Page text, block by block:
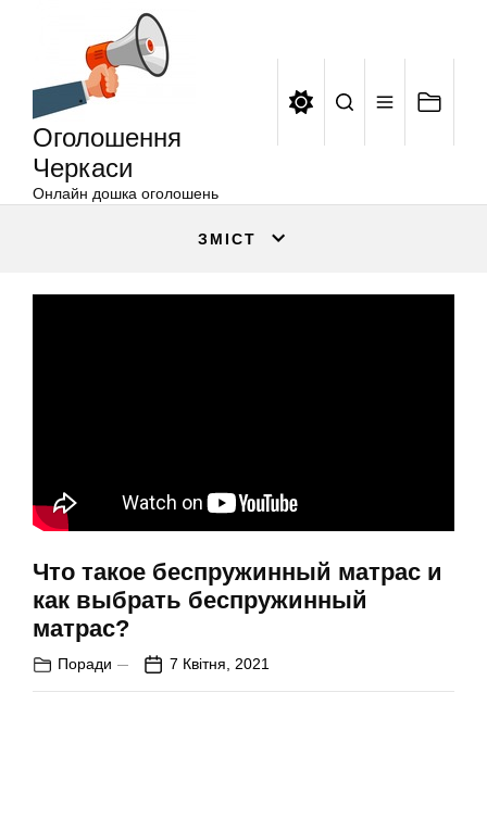
Оголошення
Черкаси
Онлайн дошка оголошень
ЗМІСТ
Что такое беспружинный матрас и
как выбрать беспружинный
матрас?
Поради 7 Квітня, 2021